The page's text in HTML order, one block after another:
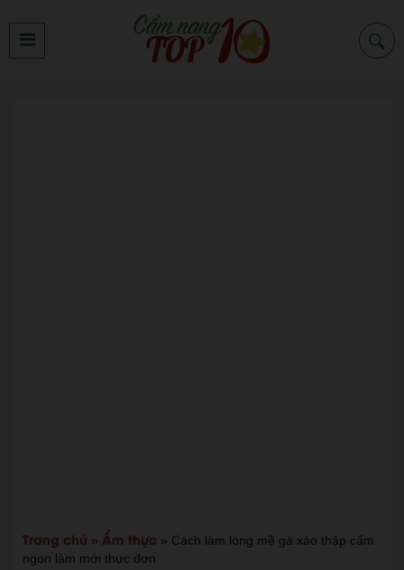
Trang chủ » Ẩm thực » Cách làm lòng mề gà xào thập cẩm
ngon làm mới thực đơn